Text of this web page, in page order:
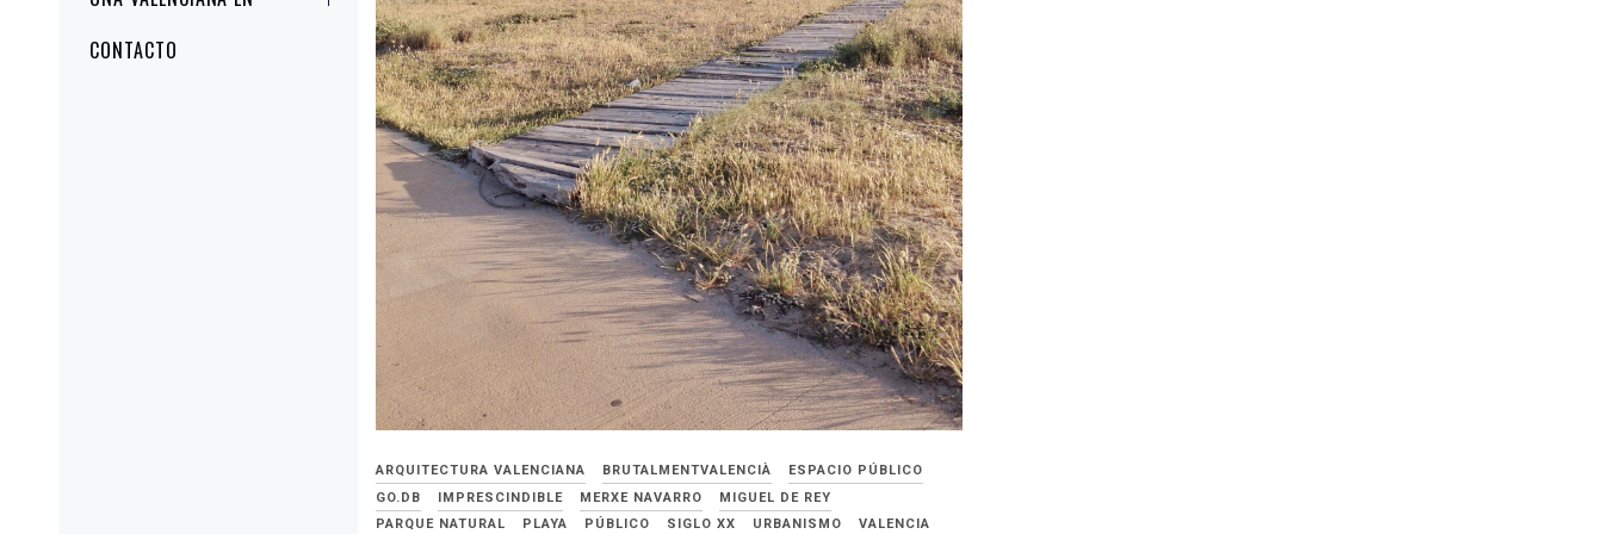
CONTACTO
ARQUITECTURA VALENCIANA BRUTALMENTVALENCIÀ
ESPACIO PÚBLICO
GO.DB
IMPRESCINDIBLE MERXE NAVARRO
MIGUEL DE REY
PARQUE NATURAL
PLAYA PÚBLICO SIGLO XX URBANISMO VALENCIA